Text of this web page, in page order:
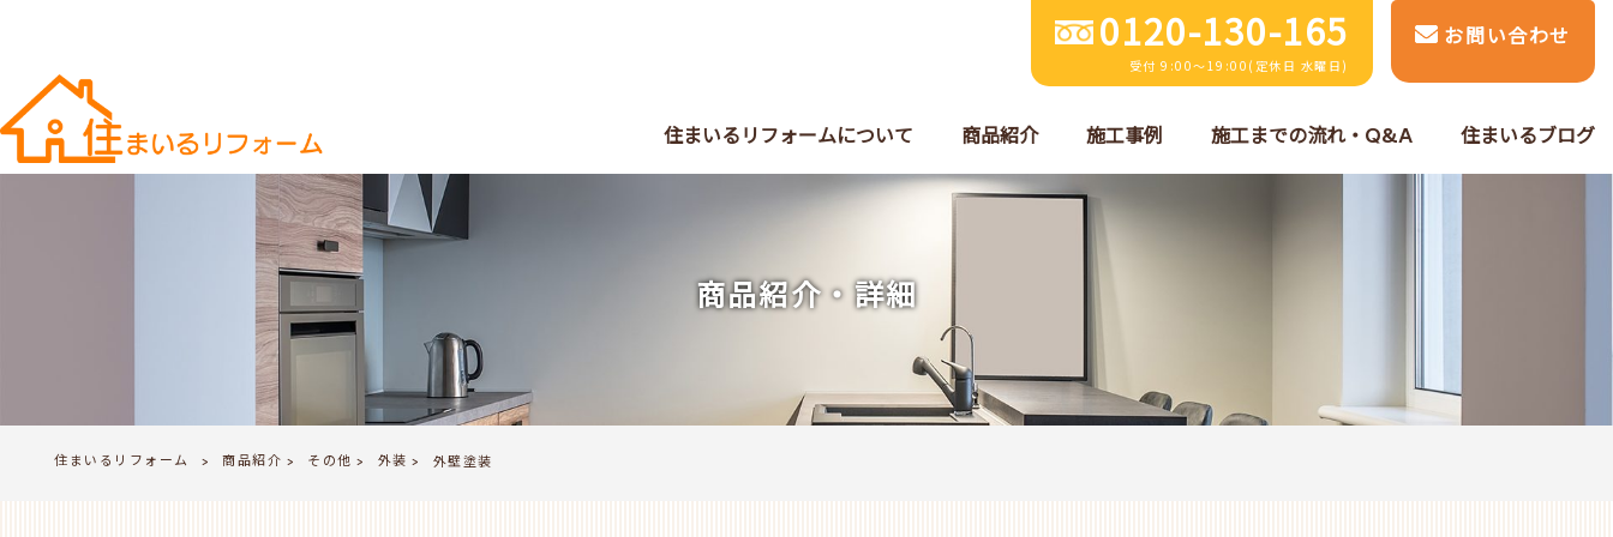
0120-130-165
受付 9:00～19:00(定休日 水曜日)
お問い合わせ
住まいるリフォームについて 商品紹介 施工事例 施工までの流れ・Q&A 住まいるブログ
商品紹介・詳細
住まいるリフォーム > 商品紹介 > その他 > 外装 > 外壁塗装